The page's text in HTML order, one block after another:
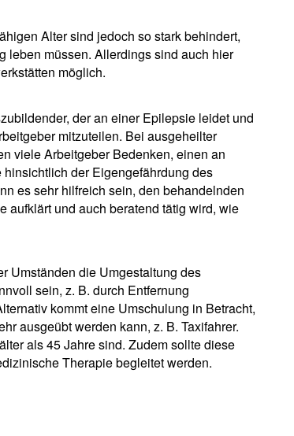
Alter sind jedoch so stark behindert,
leben müssen. Allerdings sind auch hier
möglich.
der an einer Epilepsie leidet und
mitzuteilen. Bei ausgeheilter
viele Arbeitgeber Bedenken, einen an
der Eigengefährdung des
es sehr hilfreich sein, den behandelnden
aufklärt und auch beratend tätig wird, wie
Umständen die Umgestaltung des
sein, z. B. durch Entfernung
kommt eine Umschulung in Betracht,
ausgeübt werden kann, z. B. Taxifahrer.
als 45 Jahre sind. Zudem sollte diese
Therapie begleitet werden.